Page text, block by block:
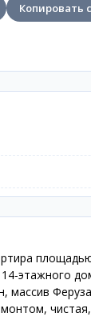
Копировать
этажного
массив